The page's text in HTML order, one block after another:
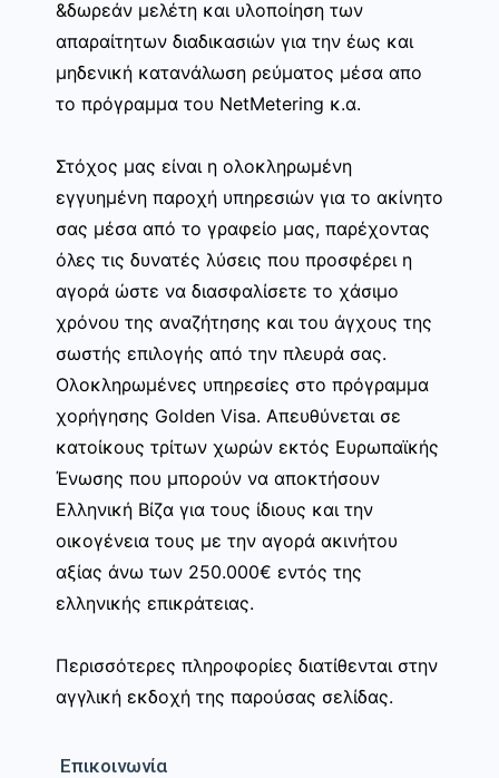
&δωρεάν μελέτη και υλοποίηση των
απαραίτητων διαδικασιών για την έως και
μηδενική κατανάλωση ρεύματος μέσα απο
το πρόγραμμα του NetMetering κ.α.
Στόχος μας είναι η ολοκληρωμένη
εγγυημένη παροχή υπηρεσιών για το ακίνητο
σας μέσα από το γραφείο μας, παρέχοντας
όλες τις δυνατές λύσεις που προσφέρει η
αγορά ώστε να διασφαλίσετε το χάσιμο
χρόνου της αναζήτησης και του άγχους της
σωστής επιλογής από την πλευρά σας.
Ολοκληρωμένες υπηρεσίες στο πρόγραμμα
χορήγησης Golden Visa. Απευθύνεται σε
κατοίκους τρίτων χωρών εκτός Ευρωπαϊκής
Ένωσης που μπορούν να αποκτήσουν
Ελληνική Βίζα για τους ίδιους και την
οικογένεια τους με την αγορά ακινήτου
αξίας άνω των 250.000€ εντός της
ελληνικής επικράτειας.
Περισσότερες πληροφορίες διατίθενται στην
αγγλική εκδοχή της παρούσας σελίδας.
Επικοινωνία